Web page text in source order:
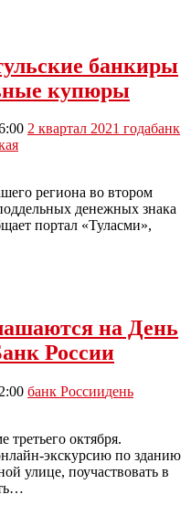
банкиры
купюры
2 квартал 2021 годабанк
региона во втором
денежных знака
портал «Туласми»,
на День
России
банк Россиидень
октября.
экскурсию по зданию
улице, поучаствовать в